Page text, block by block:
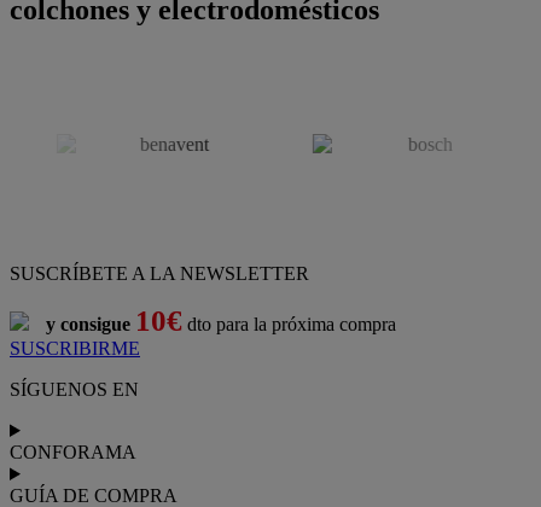
colchones y electrodomésticos
SUSCRÍBETE A LA NEWSLETTER
y consigue 10€ dto para la próxima compra
SUSCRIBIRME
SÍGUENOS EN
CONFORAMA
GUÍA DE COMPRA